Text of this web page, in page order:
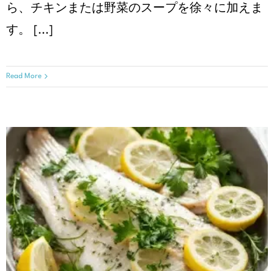
ら、チキンまたは野菜のスープを徐々に加えま
す。 [...]
Read More
白身魚のレモンガーリック焼き
クリスマスレシピ レシピ